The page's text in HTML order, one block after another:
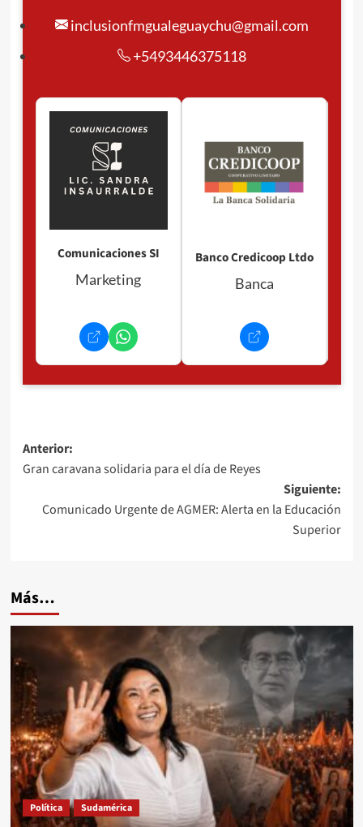
inclusionfmgualeguaychu@gmail.com
+5493446375118
Comunicaciones SI
Marketing
Banco Credicoop Ltdo
Banca
Navegación
de
entradas
Anterior:
Gran caravana solidaria para el día de Reyes
Siguiente:
Comunicado Urgente de AGMER: Alerta en la Educación
Superior
Más…
Política Sudamérica